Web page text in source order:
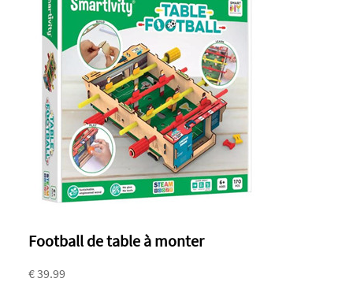
Football de table à monter
€ 39.99